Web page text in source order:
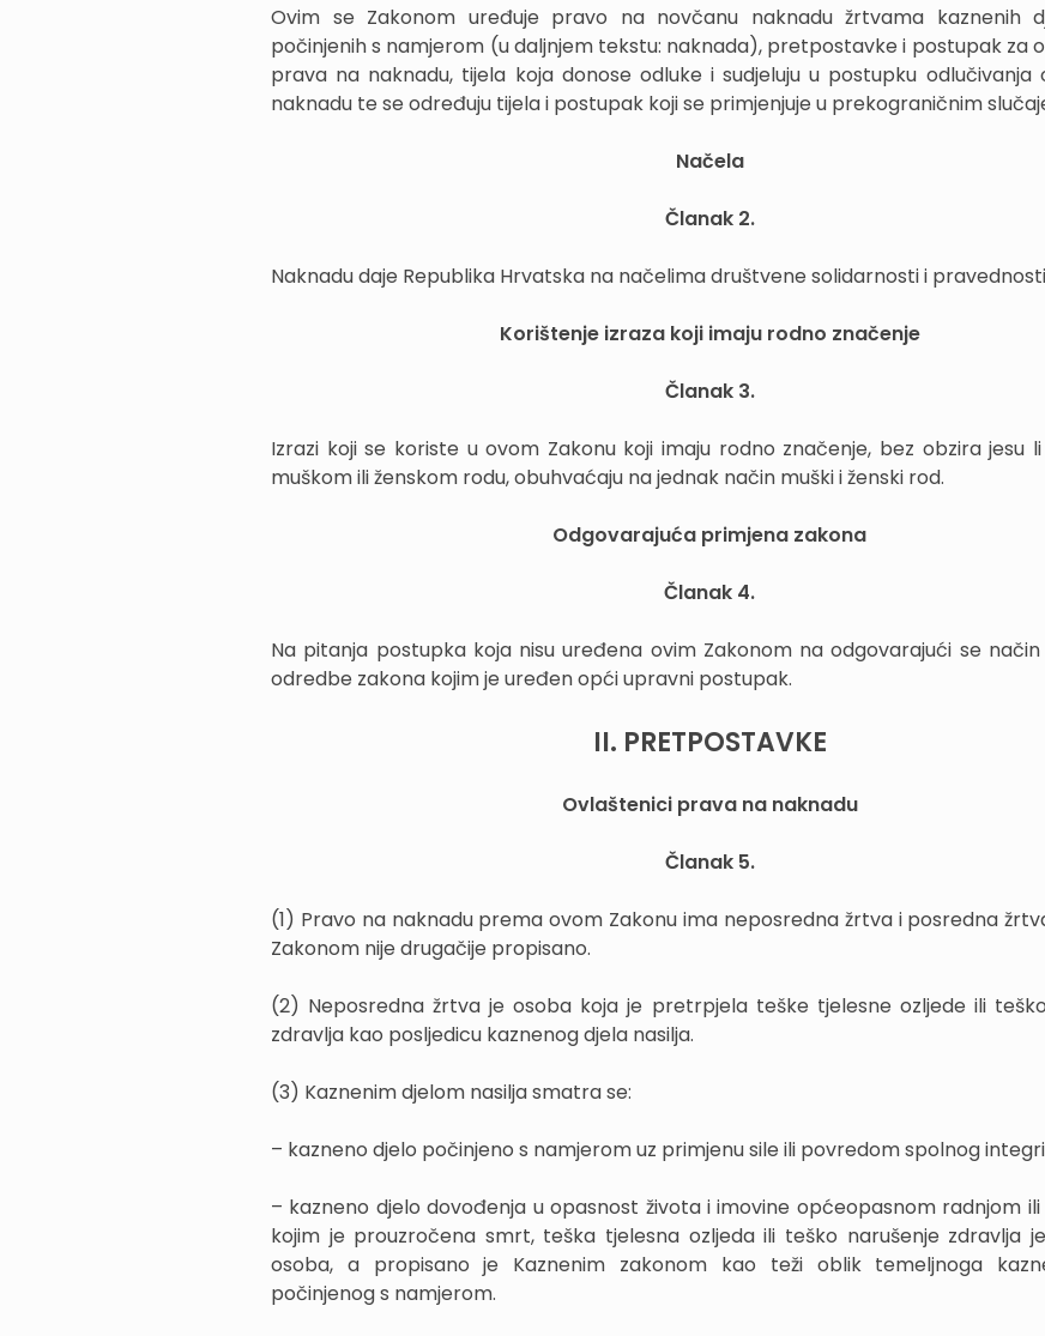
Ovim se Zakonom uređuje pravo na novčanu naknadu žrtvama kaznenih
počinjenih s namjerom (u daljnjem tekstu: naknada), pretpostavke i postupak za
prava na naknadu, tijela koja donose odluke i sudjeluju u postupku odlučivanja
naknadu te se određuju tijela i postupak koji se primjenjuje u prekograničnim
Načela
Članak 2.
Naknadu daje Republika Hrvatska na načelima društvene solidarnosti i
Korištenje izraza koji imaju rodno značenje
Članak 3.
Izrazi koji se koriste u ovom Zakonu koji imaju rodno značenje, bez obzira jesu
muškom ili ženskom rodu, obuhvaćaju na jednak način muški i ženski rod.
Odgovarajuća primjena zakona
Članak 4.
Na pitanja postupka koja nisu uređena ovim Zakonom na odgovarajući se način
odredbe zakona kojim je uređen opći upravni postupak.
II. PRETPOSTAVKE
Ovlaštenici prava na naknadu
Članak 5.
(1) Pravo na naknadu prema ovom Zakonu ima neposredna žrtva i posredna
Zakonom nije drugačije propisano.
(2) Neposredna žrtva je osoba koja je pretrpjela teške tjelesne ozljede ili
zdravlja kao posljedicu kaznenog djela nasilja.
(3) Kaznenim djelom nasilja smatra se:
– kazneno djelo počinjeno s namjerom uz primjenu sile ili povredom spolnog
– kazneno djelo dovođenja u opasnost života i imovine općeopasnom radnjom
kojim je prouzročena smrt, teška tjelesna ozljeda ili teško narušenje zdravlja
osoba, a propisano je Kaznenim zakonom kao teži oblik temeljnoga
počinjenog s namjerom.